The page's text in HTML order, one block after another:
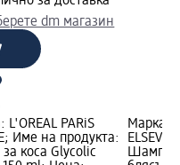
dm магазин
L'ORÉAL PARiS
Име на продукта:
коса Glycolic
Марка: